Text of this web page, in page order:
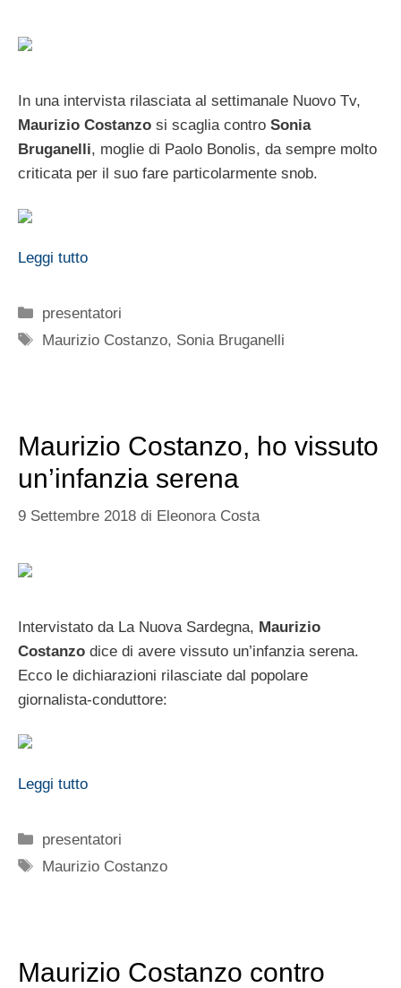
In una intervista rilasciata al settimanale Nuovo Tv,
Maurizio Costanzo si scaglia contro Sonia
Bruganelli, moglie di Paolo Bonolis, da sempre molto
criticata per il suo fare particolarmente snob.
Leggi tutto
Categorie
presentatori
Tag
Maurizio Costanzo, Sonia Bruganelli
Maurizio Costanzo, ho vissuto
un’infanzia serena
9 Settembre 2018 di Eleonora Costa
Intervistato da La Nuova Sardegna, Maurizio
Costanzo dice di avere vissuto un’infanzia serena.
Ecco le dichiarazioni rilasciate dal popolare
giornalista-conduttore:
Leggi tutto
Categorie
presentatori
Tag
Maurizio Costanzo
Maurizio Costanzo contro